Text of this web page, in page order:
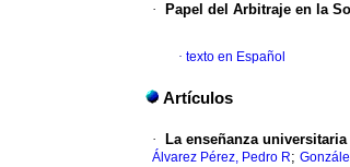
· Papel del Arbitraje en la
· texto en Español
Artículos
· La enseñanza
Álvarez Pérez, Pedro R;